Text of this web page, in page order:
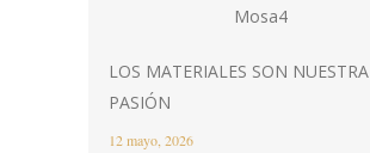
LOS MATERIALES SON NUESTRA
PASIÓN
12 mayo, 2026